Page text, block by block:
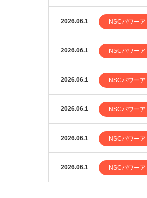
2026.06.1 NSCパワー
2026.06.1 NSCパワー
2026.06.1 NSCパワー
2026.06.1 NSCパワー
2026.06.1 NSCパワー
2026.06.1 NSCパワー